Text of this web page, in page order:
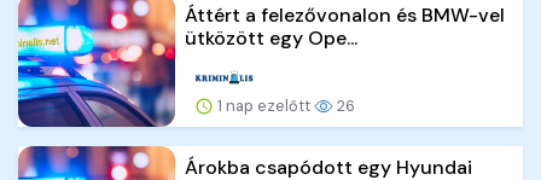
Áttért a felezővonalon és BMW-vel
ütközött egy Ope...
1 nap ezelőtt 26
Árokba csapódott egy Hyundai